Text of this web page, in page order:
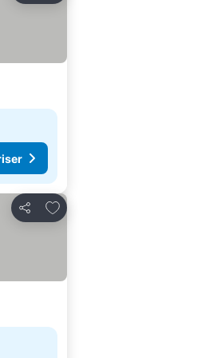
Del
Legg til i favoritter